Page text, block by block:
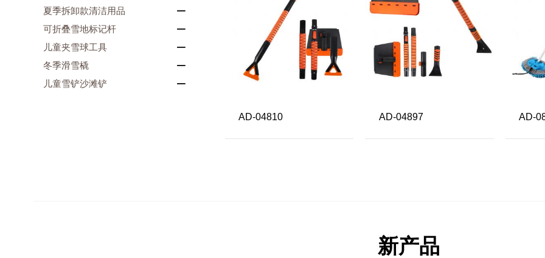
夏季拆卸款清洁用品
可折叠雪地标记杆
儿童夹雪球工具
冬季滑雪橇
儿童雪铲沙滩铲
AD-04810 AD-04897 AD-
新产品